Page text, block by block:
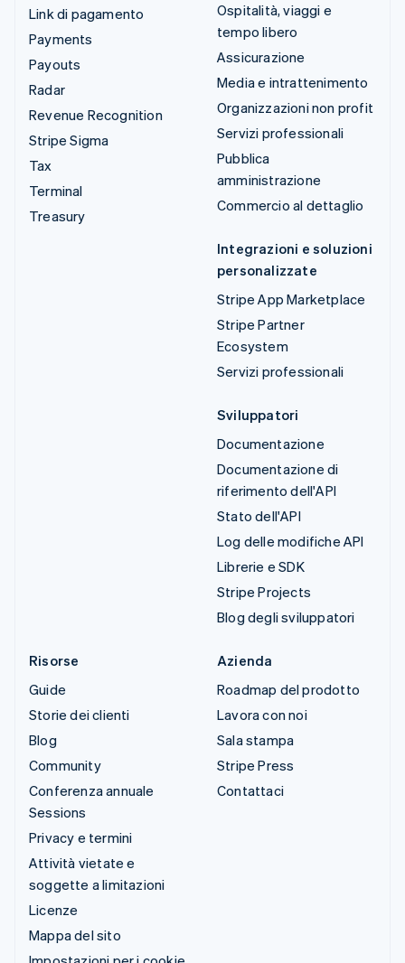
Link di pagamento
Payments
Payouts
Radar
Revenue Recognition
Stripe Sigma
Tax
Terminal
Treasury
Ospitalità, viaggi e
tempo libero
Assicurazione
Media e intrattenimento
Organizzazioni non profit
Servizi professionali
Pubblica
amministrazione
Commercio al dettaglio
Integrazioni e soluzioni
personalizzate
Stripe App Marketplace
Stripe Partner
Ecosystem
Servizi professionali
Sviluppatori
Documentazione
Documentazione di
riferimento dell'API
Stato dell'API
Log delle modifiche API
Librerie e SDK
Stripe Projects
Blog degli sviluppatori
Risorse
Guide
Storie dei clienti
Blog
Community
Conferenza annuale
Sessions
Privacy e termini
Attività vietate e
soggette a limitazioni
Licenze
Mappa del sito
Azienda
Roadmap del prodotto
Lavora con noi
Sala stampa
Stripe Press
Contattaci